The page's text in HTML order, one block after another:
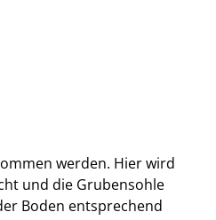
werden. Hier wird
und die Grubensohle
Boden entsprechend